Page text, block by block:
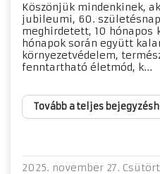
Köszönjük mindenkinek,
jubileumi, 60.
meghirdetett, 10 hónapos
hónapok során együtt
környezetvédelem,
fenntartható életmód, k...
Tovább a teljes
2025. november 27.